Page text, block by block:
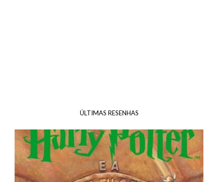
ÚLTIMAS RESENHAS